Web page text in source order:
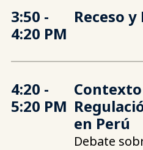
3:50 -
4:20 PM
Receso
4:20 -
5:20 PM
en Perú
Debate